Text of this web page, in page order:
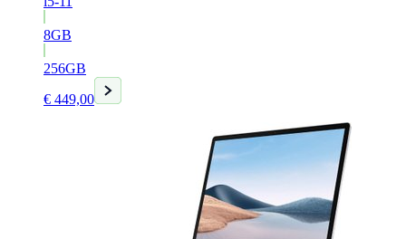
8GB
256GB
€ 449,00
Huidige
prijs